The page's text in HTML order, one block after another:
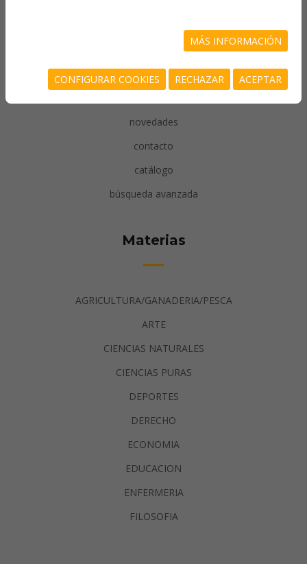
quiénes somos
más vendidos
novedades
contacto
catálogo
búsqueda avanzada
Materias
AGRICULTURA/GANADERIA/PESCA
ARTE
CIENCIAS NATURALES
CIENCIAS PURAS
DEPORTES
DERECHO
ECONOMIA
EDUCACION
ENFERMERIA
FILOSOFIA
MÁS INFORMACIÓN
CONFIGURAR COOKIES RECHAZAR ACEPTAR